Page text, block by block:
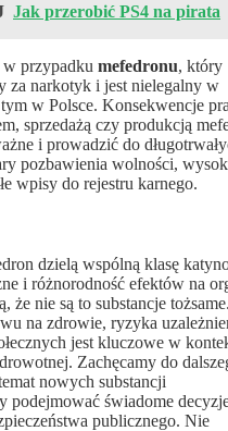
Jak przerobić PS4 na pirata
w przypadku mefedronu, który
za narkotyk i jest nielegalny w
w Polsce. Konsekwencje
sprzedażą czy produkcją
i prowadzić do
pozbawienia wolności,
wpisy do rejestru karnego.
dzielą wspólną klasę
i różnorodność efektów na
że nie są to substancje tożsame.
na zdrowie, ryzyka
jest kluczowe w
Zachęcamy do
nowych substancji
podejmować świadome
publicznego. Nie